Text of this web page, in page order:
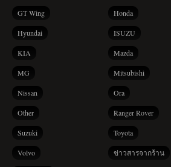
GT Wing Honda
Hyundai ISUZU
KIA Mazda
MG Mitsubishi
Nissan Ora
Other Ranger Rover
Suzuki Toyota
Volvo ข่าวสารจากร้าน